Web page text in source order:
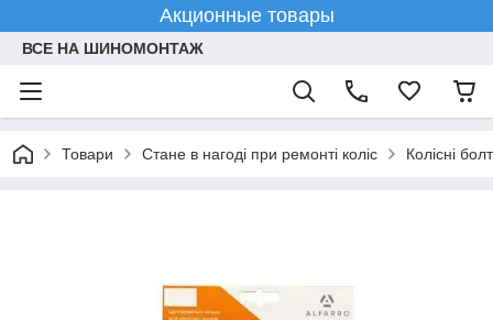
Акционные товары
ВСЕ НА ШИНОМОНТАЖ
Товари Стане в нагоді при ремонті коліс Колісні